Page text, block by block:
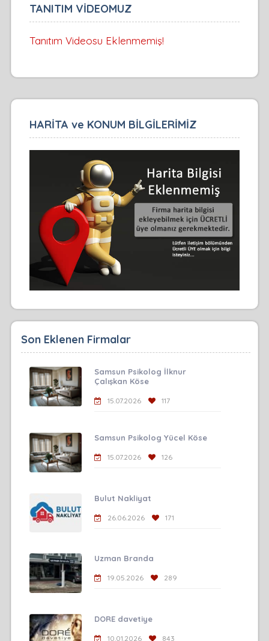
TANITIM VİDEOMUZ
Tanıtım Videosu Eklenmemiş!
HARİTA ve KONUM BİLGİLERİMİZ
Son Eklenen Firmalar
Samsun Psikolog İlknur
Çalışkan Köse
15.07.2026 117
Samsun Psikolog Yücel Köse
15.07.2026 126
Bulut Nakliyat
26.06.2026 171
Uzman Branda
19.05.2026 289
DORE davetiye
10.01.2026 843